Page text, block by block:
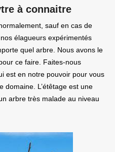
à connaitre
sauf en cas de
élagueurs expérimentés
quel arbre. Nous avons le
ce faire. Faites-nous
est en notre pouvoir pour vous
domaine. L’étêtage est une
arbre très malade au niveau